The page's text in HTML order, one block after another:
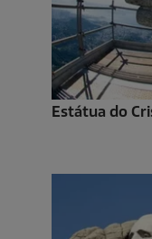
Estátua do